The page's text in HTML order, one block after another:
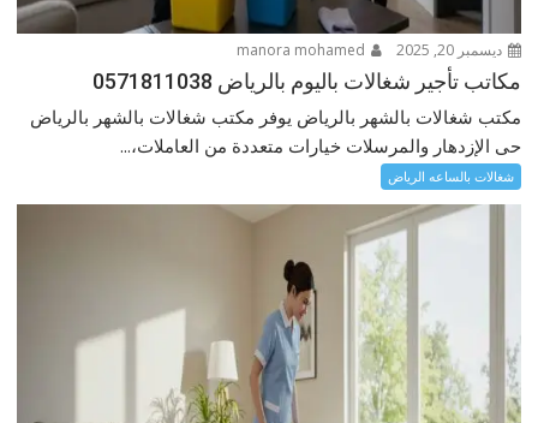
ديسمبر 20, 2025
مكاتب تأجير شغالات باليوم بالرياض 0571811038
مكتب شغالات بالشهر بالرياض يوفر مكتب شغالات بالشهر بالرياض
حى الإزدهار والمرسلات خيارات متعددة من العاملات،...
شغالات بالساعه الرياض